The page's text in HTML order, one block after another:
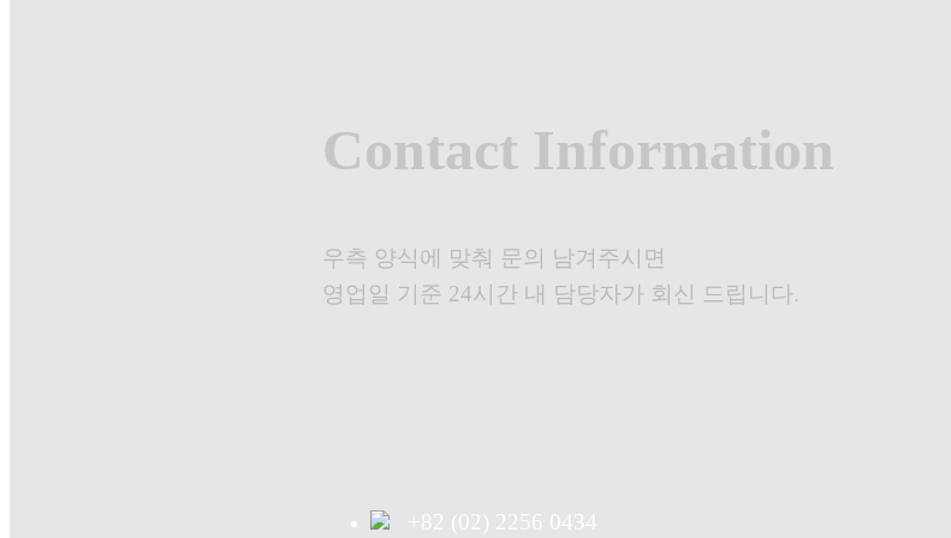
Contact Information
우측 양식에 맞춰 문의 남겨주시면
영업일 기준 24시간 내 담당자가 회신 드립니다.
+82 (02) 2256 0434